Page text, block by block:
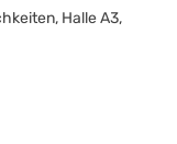
Halle A3,